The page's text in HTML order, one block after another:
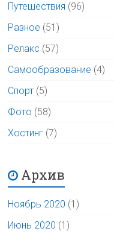
Путешествия (96)
Разное (51)
Релакс (57)
Самообразование (4)
Спорт (5)
Фото (58)
Хостинг (7)
Архив
Ноябрь 2020 (1)
Июнь 2020 (1)